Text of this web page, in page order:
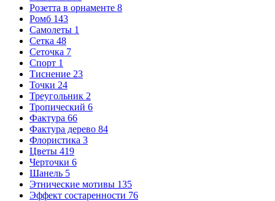
Розетта в орнаменте 8
Ромб 143
Самолеты 1
Сетка 48
Сеточка 7
Спорт 1
Тиснение 23
Точки 24
Треугольник 2
Тропический 6
Фактура 66
Фактура дерево 84
Флористика 3
Цветы 419
Черточки 6
Шанель 5
Этнические мотивы 135
Эффект состаренности 76